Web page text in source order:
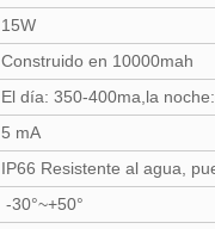
15W
Construido en 10000mah
El día: 350-400ma,la
5 mA
IP66 Resistente al agua,
-30°~+50°